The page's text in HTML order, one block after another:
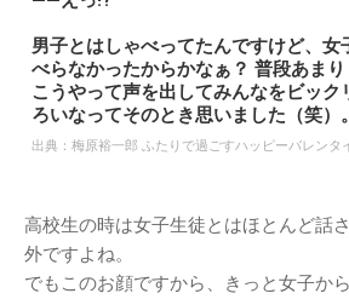
男子とはしゃべってたんですけど、女
べらなかったからかなぁ？ 普段あまり
こうやって声を出してみんなをビック
ろいなってそのとき思いました（笑）。
出典： 梅原裕一郎 ふたりで過ごすハッピーバレンタ
高校生の時は女子生徒とはほとんど話
外ですよね。
でもこのお顔ですから、きっと女子か